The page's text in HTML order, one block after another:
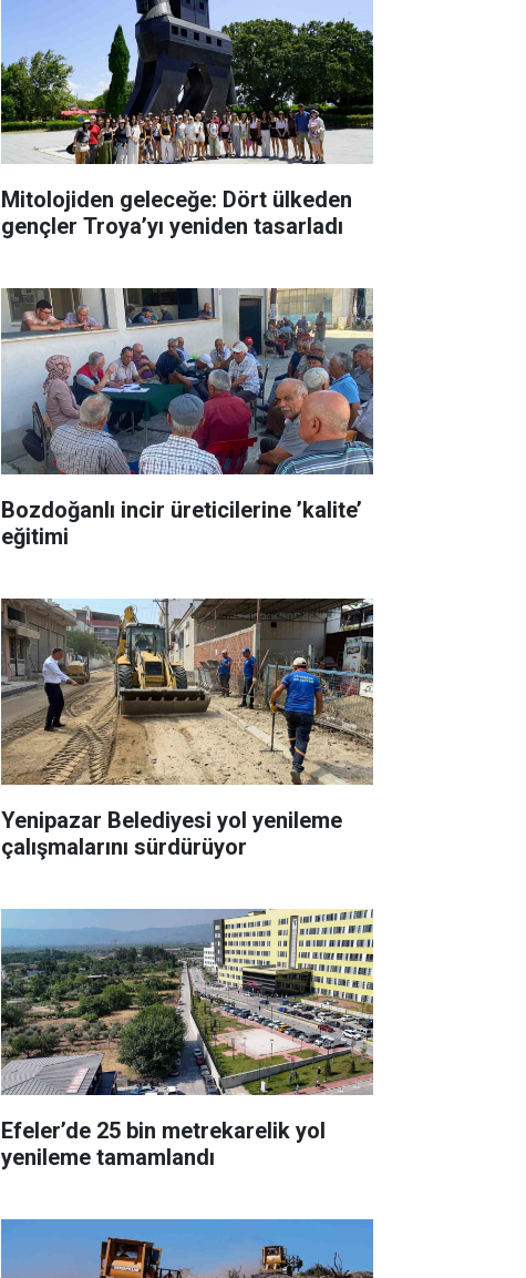
Mitolojiden geleceğe: Dört ülkeden
gençler Troya’yı yeniden tasarladı
Bozdoğanlı incir üreticilerine ’kalite’
eğitimi
Yenipazar Belediyesi yol yenileme
çalışmalarını sürdürüyor
Efeler’de 25 bin metrekarelik yol
yenileme tamamlandı